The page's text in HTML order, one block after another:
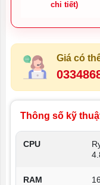
chi tiết)
Giá có
Thông số kỹ
CPU
RAM